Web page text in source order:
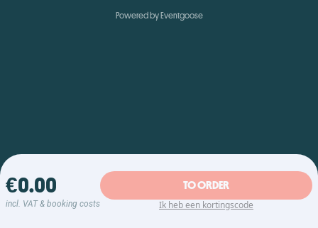
€0.00
incl. VAT & booking costs
TO ORDER
Ik heb een kortingscode
Powered by Eventgoose